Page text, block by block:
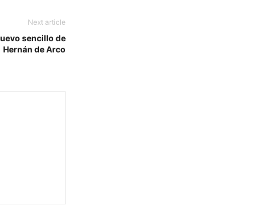
Next article
sencillo de
Hernán de Arco